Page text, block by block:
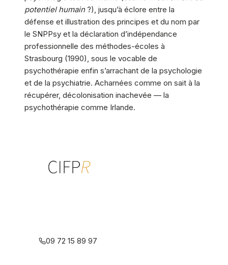
potentiel humain ?), jusqu’à éclore entre la
défense et illustration des principes et du nom par
le SNPPsy et la déclaration d’indépendance
professionnelle des méthodes-écoles à
Strasbourg (1990), sous le vocable de
psychothérapie enfin s’arrachant de la psychologie
et de la psychiatrie. Acharnées comme on sait à la
récupérer, décolonisation inachevée — la
psychothérapie comme Irlande.
09 72 15 89 97